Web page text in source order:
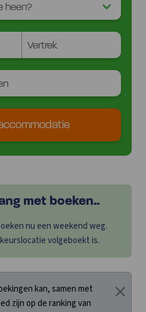
met boeken..
nu een weekend weg.
volgeboekt is.
kan, samen met
zijn op de ranking van